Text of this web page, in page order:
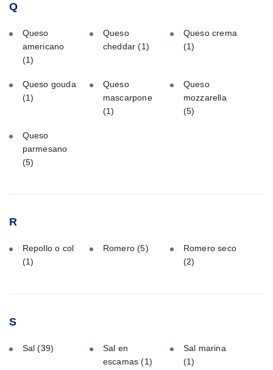
Q
Queso
americano
(1)
Queso
cheddar(1)
Queso crema
(1)
Queso gouda
(1)
Queso
mascarpone
(1)
Queso
mozzarella
(5)
Queso
parmesano
(5)
R
Repollo o col
(1)
Romero(5)
Romero seco
(2)
S
Sal(39)
Sal en
escamas(1)
Sal marina
(1)